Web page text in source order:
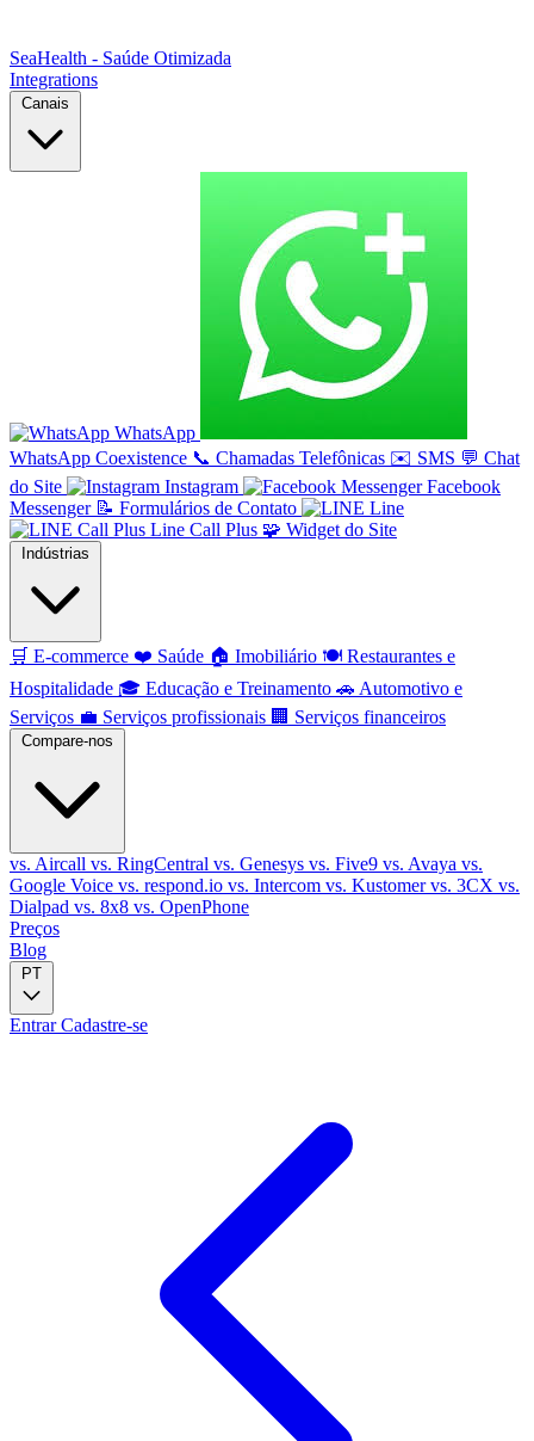
SeaHealth - Saúde Otimizada
Integrations
Canais
WhatsApp
WhatsApp Coexistence 📞 Chamadas Telefônicas ✉️ SMS 💬 Chat
do Site
Instagram
Facebook
Messenger 📝 Formulários de Contato
Line
Line Call Plus 🧩 Widget do Site
Indústrias
🛒 E-commerce ❤️ Saúde 🏠 Imobiliário 🍽️ Restaurantes e
Hospitalidade 🎓 Educação e Treinamento 🚗 Automotivo e
Serviços 💼 Serviços profissionais 🏢 Serviços financeiros
Compare-nos
vs. Aircall vs. RingCentral vs. Genesys vs. Five9 vs. Avaya vs.
Google Voice vs. respond.io vs. Intercom vs. Kustomervs. 3CX vs.
Dialpad vs. 8x8 vs. OpenPhone
Preços
Blog
PT
EntrarCadastre-se